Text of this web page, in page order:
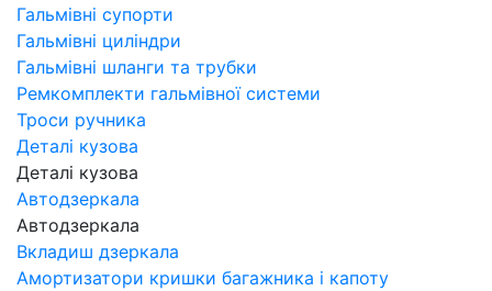
Гальмівні супорти
Гальмівні циліндри
Гальмівні шланги та трубки
Ремкомплекти гальмівної системи
Троси ручника
Деталі кузова
Деталі кузова
Автодзеркала
Автодзеркала
Вкладиш дзеркала
Амортизатори кришки багажника і капоту